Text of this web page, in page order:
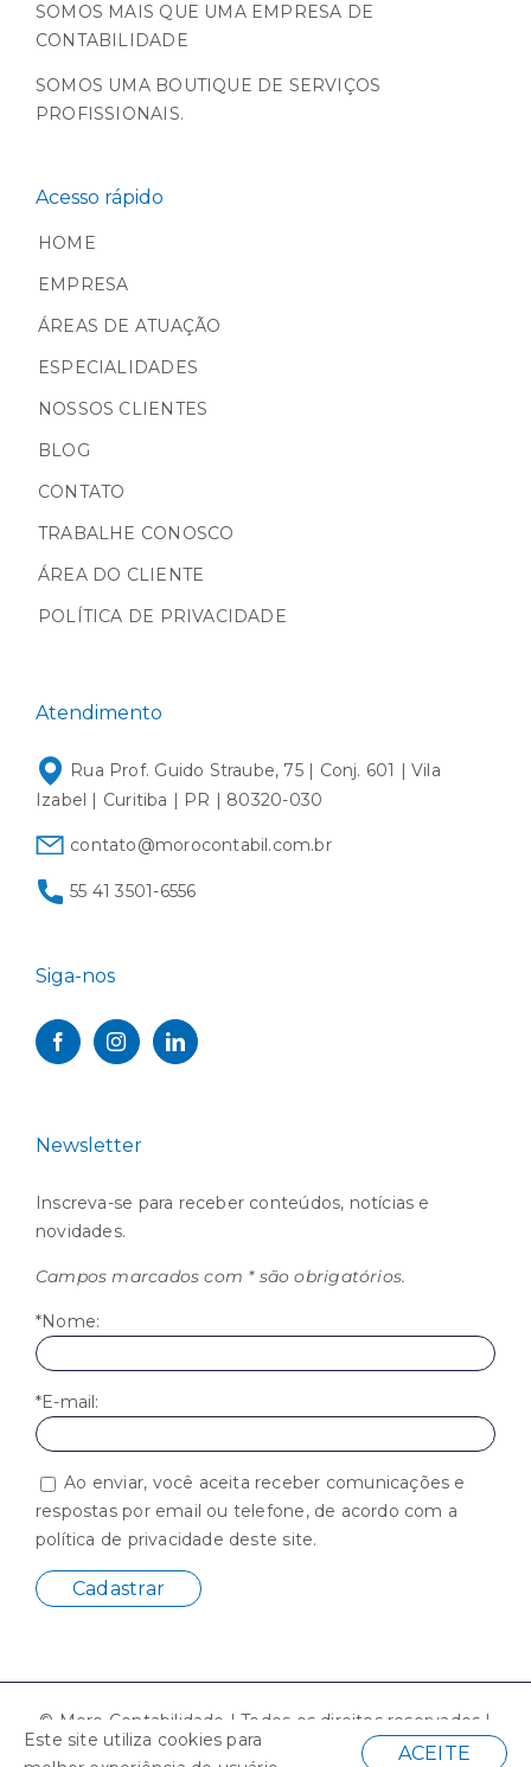
SOMOS MAIS QUE UMA EMPRESA DE
CONTABILIDADE
SOMOS UMA BOUTIQUE DE SERVIÇOS
PROFISSIONAIS.
Acesso rápido
HOME
EMPRESA
ÁREAS DE ATUAÇÃO
ESPECIALIDADES
NOSSOS CLIENTES
BLOG
CONTATO
TRABALHE CONOSCO
ÁREA DO CLIENTE
POLÍTICA DE PRIVACIDADE
Atendimento
Rua Prof. Guido Straube, 75 | Conj. 601 | Vila
Izabel | Curitiba | PR | 80320-030
contato@morocontabil.com.br
55 41 3501-6556
Siga-nos
Newsletter
Inscreva-se para receber conteúdos, notícias e
novidades.
Campos marcados com * são obrigatórios.
*Nome:
*E-mail:
Ao enviar, você aceita receber comunicações e
respostas por email ou telefone, de acordo com a
política de privacidade deste site.
© Moro Contabilidade | Todos os direitos reservados |
Desenvolvido por
Este site utiliza cookies para
ACEITE